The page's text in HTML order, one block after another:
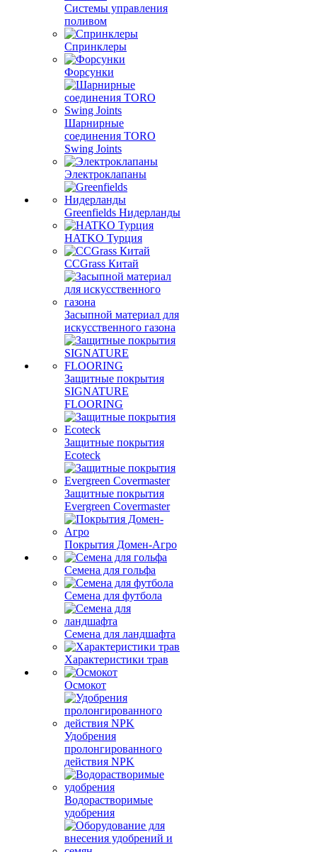
Системы управления
поливом
Спринклеры
Форсунки
Шарнирные
соединения TORO
Swing Joints
Электроклапаны
Greenfields Нидерланды
HATKO Турция
CCGrass Китай
Засыпной материал для
искусственного газона
Защитные покрытия
SIGNATURE
FLOORING
Защитные покрытия
Ecoteck
Защитные покрытия
Evergreen Covermaster
Покрытия Домен-Агро
Семена для гольфа
Семена для футбола
Семена для ландшафта
Характеристики трав
Осмокот
Удобрения
пролонгированного
действия NPK
Водорастворимые
удобрения